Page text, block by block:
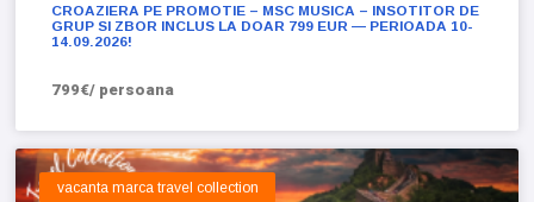
CROAZIERA PE PROMOTIE – MSC MUSICA – INSOTITOR DE
GRUP SI ZBOR INCLUS LA DOAR 799 EUR — PERIOADA 10-
14.09.2026!
799€/ persoana
vacanta marca travel collection